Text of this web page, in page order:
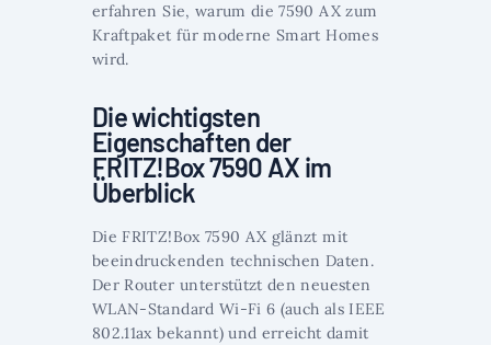
erfahren Sie, warum die 7590 AX zum
Kraftpaket für moderne Smart Homes
wird.
Die wichtigsten
Eigenschaften der
FRITZ!Box 7590 AX im
Überblick
Die FRITZ!Box 7590 AX glänzt mit
beeindruckenden technischen Daten.
Der Router unterstützt den neuesten
WLAN-Standard Wi-Fi 6 (auch als IEEE
802.11ax bekannt) und erreicht damit